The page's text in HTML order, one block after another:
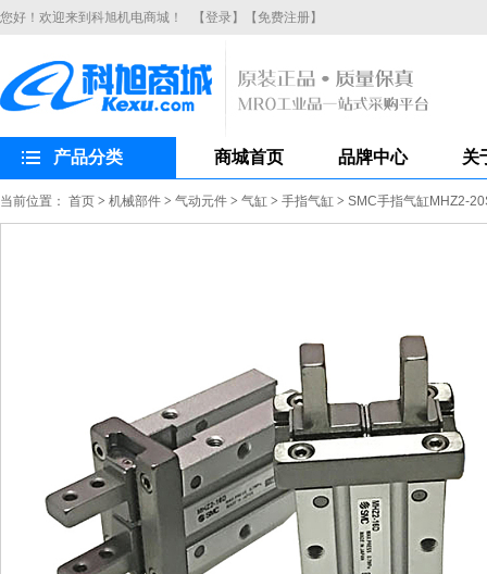
您好！欢迎来到科旭机电商城！ 【登录】 【免费注册】
产品分类 商城首页 品牌中心 关
当前位置： 首页 > 机械部件 > 气动元件 > 气缸 > 手指气缸 > SMC手指气缸MHZ2-